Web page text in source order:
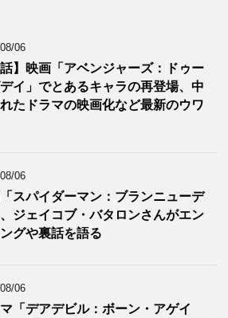
06
話】映画「アベンジャーズ：ドゥー
イ」でとあるキャラの再登場、中
たドラマの映画化など最新のウワ
06
スパイダーマン：ブランニューデ
ジェイコブ・バタロンさんがエン
グや裏話を語る
06
マ「デアデビル：ボーン・アゲイ